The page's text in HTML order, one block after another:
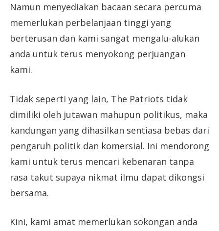
Namun menyediakan bacaan secara percuma
memerlukan perbelanjaan tinggi yang
berterusan dan kami sangat mengalu-alukan
anda untuk terus menyokong perjuangan
kami.
Tidak seperti yang lain, The Patriots tidak
dimiliki oleh jutawan mahupun politikus, maka
kandungan yang dihasilkan sentiasa bebas dari
pengaruh politik dan komersial. Ini mendorong
kami untuk terus mencari kebenaran tanpa
rasa takut supaya nikmat ilmu dapat dikongsi
bersama.
Kini, kami amat memerlukan sokongan anda